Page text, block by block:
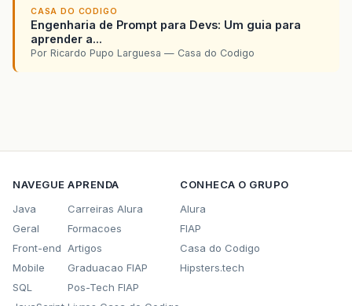
CASA DO CODIGO
Engenharia de Prompt para Devs: Um guia para
aprender a...
Por Ricardo Pupo Larguesa — Casa do Codigo
NAVEGUE
Java
Geral
Front-end
Mobile
SQL
APRENDA
Carreiras Alura
Formacoes
Artigos
Graduacao FIAP
Pos-Tech FIAP
CONHECA O GRUPO
Alura
FIAP
Casa do Codigo
Hipsters.tech